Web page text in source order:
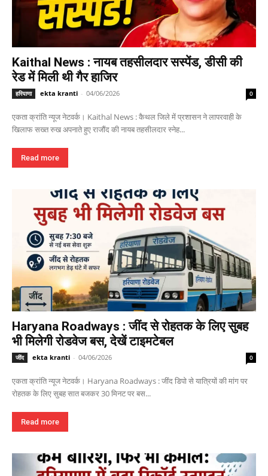
Kaithal News : नायब तहसीलदार सस्पेंड, डीसी की
रेड में मिली थी गैर हाजिर
हरियाणा ekta kranti - 04/06/2026 0
एकता क्रांति न्यूज नेटवर्क। Kaithal News : कैथल जिले में प्रशासन ने लापरवाही के
खिलाफ सख्त रुख अपनाते हुए राजौंद की नायब तहसीलदार स्नेह...
Read more
Haryana Roadways : जींद से रोहतक के लिए सुबह
भी मिलेगी रोडवेज बस, देखें टाइमटेबल
जींद ekta kranti - 04/06/2026 0
एकता क्रांति न्यूज नेटवर्क। Haryana Roadways : जींद डिपो से यात्रियों की मांग पर
रोहतक के लिए सुबह सात बजकर 30 मिनट पर बस...
Read more